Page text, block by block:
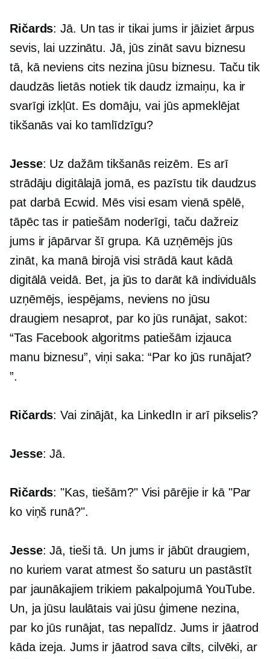
Ričards: Jā. Un tas ir tikai jums ir jāiziet ārpus
sevis, lai uzzinātu. Jā, jūs zināt savu biznesu
tā, kā neviens cits nezina jūsu biznesu. Taču tik
daudzās lietās notiek tik daudz izmaiņu, ka ir
svarīgi izkļūt. Es domāju, vai jūs apmeklējat
tikšanās vai ko tamlīdzīgu?
Jesse: Uz dažām tikšanās reizēm. Es arī
strādāju digitālajā jomā, es pazīstu tik daudzus
pat darbā Ecwid. Mēs visi esam vienā spēlē,
tāpēc tas ir patiešām noderīgi, taču dažreiz
jums ir jāpārvar šī grupa. Kā uzņēmējs jūs
zināt, ka manā birojā visi strādā kaut kādā
digitālā veidā. Bet, ja jūs to darāt kā individuāls
uzņēmējs, iespējams, neviens no jūsu
draugiem nesaprot, par ko jūs runājat, sakot:
“Tas Facebook algoritms patiešām izjauca
manu biznesu”, viņi saka: “Par ko jūs runājat?
”.
Ričards: Vai zinājāt, ka LinkedIn ir arī pikselis?
Jesse: Jā.
Ričards: "Kas, tiešām?" Visi pārējie ir kā "Par
ko viņš runā?".
Jesse: Jā, tieši tā. Un jums ir jābūt draugiem,
no kuriem varat atmest šo saturu un pastāstīt
par jaunākajiem trikiem pakalpojumā YouTube.
Un, ja jūsu laulātais vai jūsu ģimene nezina,
par ko jūs runājat, tas nepalīdz. Jums ir jāatrod
kāda izeja. Jums ir jāatrod sava cilts, cilvēki, ar